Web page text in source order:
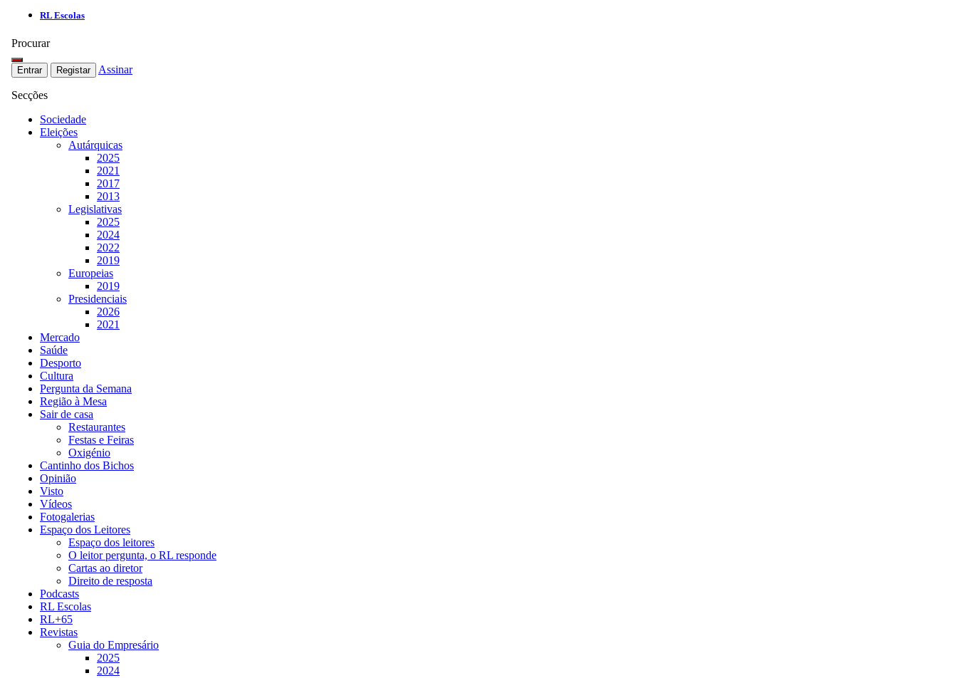
RL Escolas
Procurar
Entrar Registar Assinar
Secções
Sociedade
Eleições
Autárquicas
2025
2021
2017
2013
Legislativas
2025
2024
2022
2019
Europeias
2019
Presidenciais
2026
2021
Mercado
Saúde
Desporto
Cultura
Pergunta da Semana
Região à Mesa
Sair de casa
Restaurantes
Festas e Feiras
Oxigénio
Cantinho dos Bichos
Opinião
Visto
Vídeos
Fotogalerias
Espaço dos Leitores
Espaço dos leitores
O leitor pergunta, o RL responde
Cartas ao diretor
Direito de resposta
Podcasts
RL Escolas
RL+65
Revistas
Guia do Empresário
2025
2024